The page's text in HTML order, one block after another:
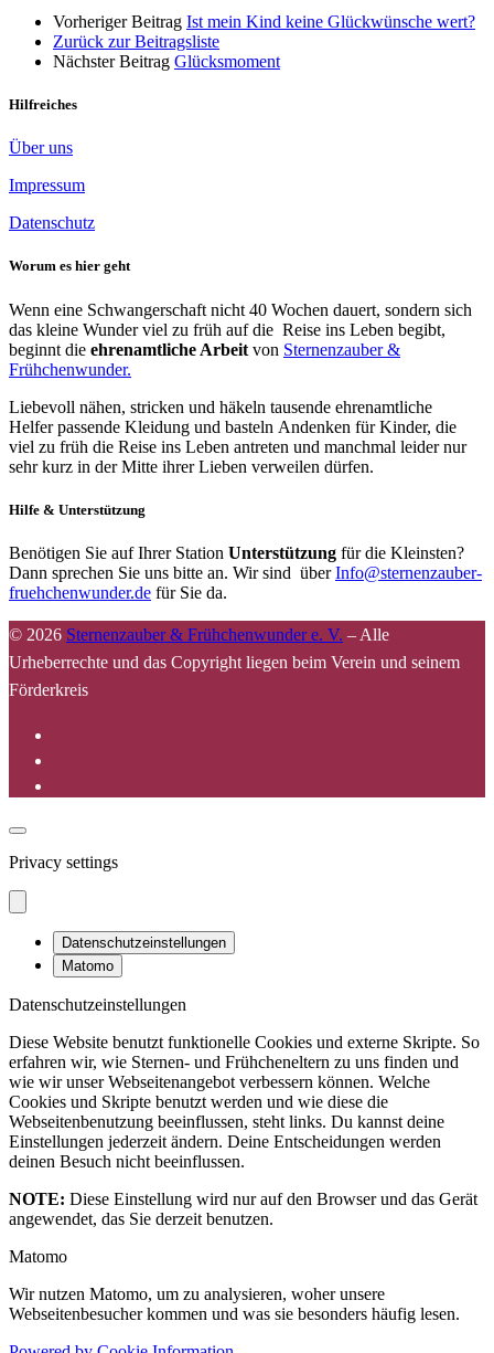
Vorheriger Beitrag Ist mein Kind keine Glückwünsche wert?
Zurück zur Beitragsliste
Nächster Beitrag Glücksmoment
Hilfreiches
Über uns
Impressum
Datenschutz
Worum es hier geht
Wenn eine Schwangerschaft nicht 40 Wochen dauert, sondern sich
das kleine Wunder viel zu früh auf die Reise ins Leben begibt,
beginnt die ehrenamtliche Arbeit von Sternenzauber &
Frühchenwunder.
Liebevoll nähen, stricken und häkeln tausende ehrenamtliche
Helfer passende Kleidung und basteln Andenken für Kinder, die
viel zu früh die Reise ins Leben antreten und manchmal leider nur
sehr kurz in der Mitte ihrer Lieben verweilen dürfen.
Hilfe & Unterstützung
Benötigen Sie auf Ihrer Station Unterstützung für die Kleinsten?
Dann sprechen Sie uns bitte an. Wir sind überInfo@sternenzauber-
fruehchenwunder.de für Sie da.
© 2026 Sternenzauber & Frühchenwunder e. V. – Alle
Urheberrechte und das Copyright liegen beim Verein und seinem
Förderkreis
Privacy settings
Datenschutzeinstellungen
Matomo
Datenschutzeinstellungen
Diese Website benutzt funktionelle Cookies und externe Skripte. So
erfahren wir, wie Sternen- und Frühcheneltern zu uns finden und
wie wir unser Webseitenangebot verbessern können. Welche
Cookies und Skripte benutzt werden und wie diese die
Webseitenbenutzung beeinflussen, steht links. Du kannst deine
Einstellungen jederzeit ändern. Deine Entscheidungen werden
deinen Besuch nicht beeinflussen.
NOTE: Diese Einstellung wird nur auf den Browser und das Gerät
angewendet, das Sie derzeit benutzen.
Matomo
Wir nutzen Matomo, um zu analysieren, woher unsere
Webseitenbesucher kommen und was sie besonders häufig lesen.